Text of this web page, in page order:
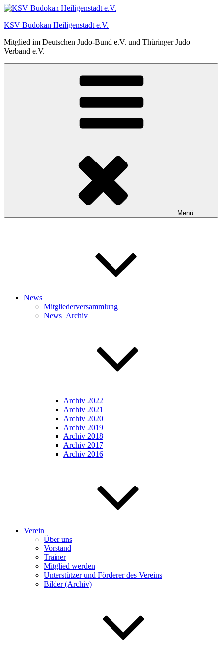
Zum
springen
KSV Budokan Heiligenstadt e.V.
Mitglied im Deutschen Judo-Bund e.V. und Thüringer Judo
Verband e.V.
Menü
News
Mitgliederversammlung
News_Archiv
Archiv 2022
Archiv 2021
Archiv 2020
Archiv 2019
Archiv 2018
Archiv 2017
Archiv 2016
Verein
Über uns
Vorstand
Trainer
Mitglied werden
Unterstützer und Förderer des Vereins
Bilder (Archiv)